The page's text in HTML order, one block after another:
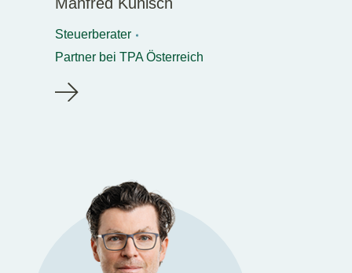
Steuerberater
Partner bei TPA Österreich